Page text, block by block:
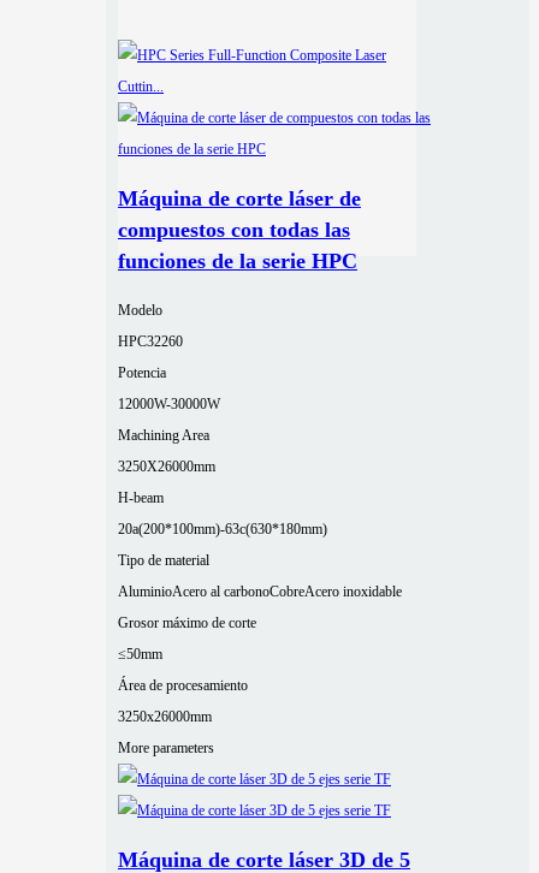
Máquina de corte láser de
compuestos con todas las
funciones de la serie HPC
Modelo
HPC32260
Potencia
12000W-30000W
Machining Area
3250X26000mm
H-beam
20a(200*100mm)-63c(630*180mm)
Tipo de material
AluminioAcero al carbonoCobreAcero inoxidable
Grosor máximo de corte
≤50mm
Área de procesamiento
3250x26000mm
More parameters
Máquina de corte láser 3D de 5